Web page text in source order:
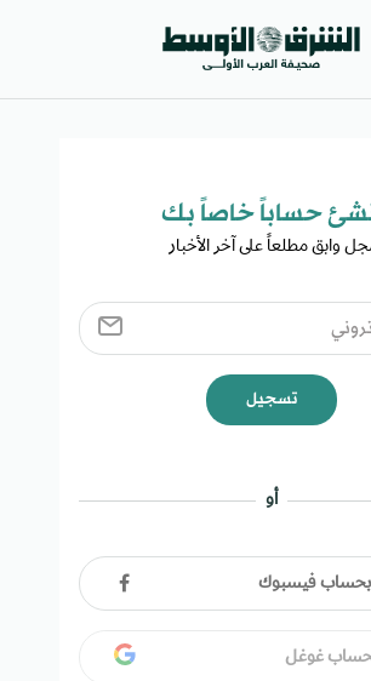
حساباً خاصاً بك​
وابق مطلعاً على آخر الأخبار
تسجيل
أو
بحساب فيسبوك
غوغل